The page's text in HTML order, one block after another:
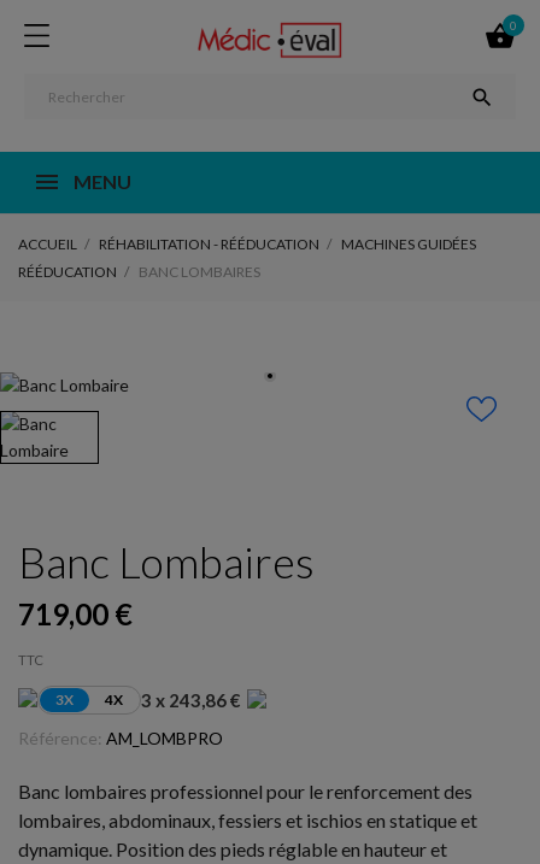

0

MENU
ACCUEIL RÉHABILITATION - RÉÉDUCATION
MACHINES GUIDÉES
RÉÉDUCATION
BANC LOMBAIRES
Banc Lombaires
719,00 €
TTC
3X 4X 3 x 243,86 €
Référence: AM_LOMBPRO
Banc lombaires professionnel pour le renforcement des
lombaires, abdominaux, fessiers et ischios en statique et
dynamique. Position des pieds réglable en hauteur et